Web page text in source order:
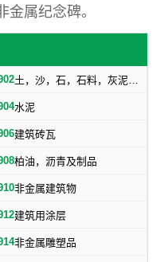
属纪念碑。
土，沙，石，石料，灰泥，炉渣等建筑用料
水泥
建筑砖瓦
柏油，沥青及制品
非金属建筑物
建筑用涂层
非金属雕塑品